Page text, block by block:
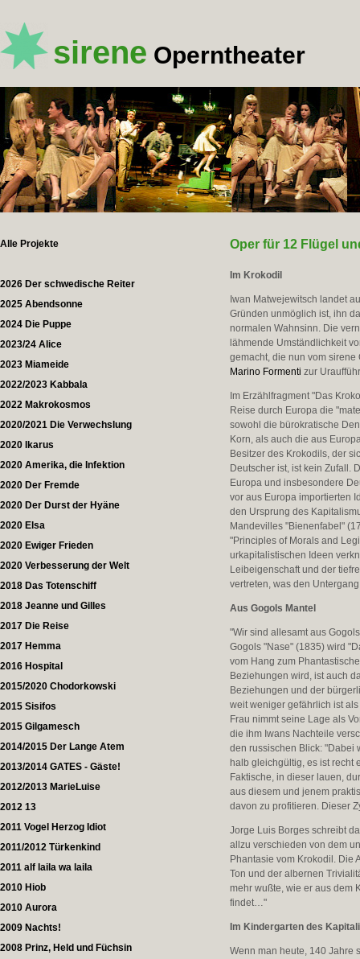
sirene Operntheater
Alle Projekte
2026 Der schwedische Reiter
2025 Abendsonne
2024 Die Puppe
2023/24 Alice
2023 Miameide
2022/2023 Kabbala
2022 Makrokosmos
2020/2021 Die Verwechslung
2020 Ikarus
2020 Amerika, die Infektion
2020 Der Fremde
2020 Der Durst der Hyäne
2020 Elsa
2020 Ewiger Frieden
2020 Verbesserung der Welt
2018 Das Totenschiff
2018 Jeanne und Gilles
2017 Die Reise
2017 Hemma
2016 Hospital
2015/2020 Chodorkowski
2015 Sisifos
2015 Gilgamesch
2014/2015 Der Lange Atem
2013/2014 GATES - Gäste!
2012/2013 MarieLuise
2012 13
2011 Vogel Herzog Idiot
2011/2012 Türkenkind
2011 alf laila wa laila
2010 Hiob
2010 Aurora
2009 Nachts!
2008 Prinz, Held und Füchsin
Oper für 12 Flügel
Im Krokodil
Iwan Matwejewitsch landet
Gründen unmöglich ist, ihn
normalen Wahnsinn. Die
lähmende Umständlichkeit
gemacht, die nun vom
Marino Formenti zur
Im Erzählfragment "Das
Reise durch Europa die
sowohl die bürokratische
Korn, als auch die aus
Besitzer des Krokodils, der
Deutscher ist, ist kein Zufall.
Europa und insbesondere
vor aus Europa importierten
den Ursprung des
Mandevilles "Bienenfabel"
"Principles of Morals and
urkapitalistischen Ideen
Leibeigenschaft und der
vertreten, was den
Aus Gogols Mantel
"Wir sind allesamt aus
Gogols "Nase" (1835) wird
vom Hang zum
Beziehungen wird, ist auch
Beziehungen und der
weit weniger gefährlich ist
Frau nimmt seine Lage als
die ihm Iwans Nachteile
den russischen Blick: "Dabei
halb gleichgültig, es ist
Faktische, in dieser lauen,
aus diesem und jenem
davon zu profitieren. Dieser
Jorge Luis Borges schreibt
allzu verschieden von dem
Phantasie vom Krokodil. Die
Ton und der albernen
mehr wußte, wie er aus dem
findet…"
Im Kindergarten des
Wenn man heute, 140 Jahre